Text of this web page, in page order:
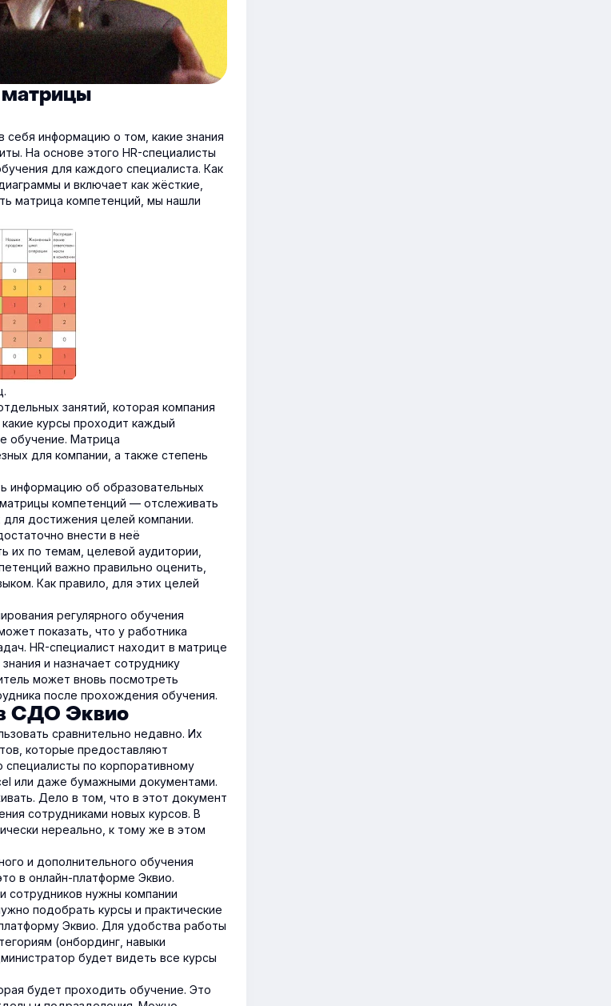
себя информацию о том, какие знания
На основе этого HR-специалисты
для каждого специалиста. Как
и включает как жёсткие,
матрица компетенций, мы нашли
занятий, которая компания
курсы проходит каждый
обучение. Матрица
для компании, а также степень
информацию об образовательных
матрицы компетенций — отслеживать
достижения целей компании.
внести в неё
их по темам, целевой аудитории,
важно правильно оценить,
Как правило, для этих целей
регулярного обучения
показать, что у работника
HR-специалист находит в матрице
и назначает сотруднику
может вновь посмотреть
после прохождения обучения.
СДО Эквио
сравнительно недавно. Их
которые предоставляют
по корпоративному
или даже бумажными документами.
Дело в том, что в этот документ
сотрудниками новых курсов. В
нереально, к тому же в этом
и дополнительного обучения
в онлайн-платформе Эквио.
сотрудников нужны компании
подобрать курсы и практические
Эквио. Для удобства работы
(онбординг, навыки
будет видеть все курсы
будет проходить обучение. Это